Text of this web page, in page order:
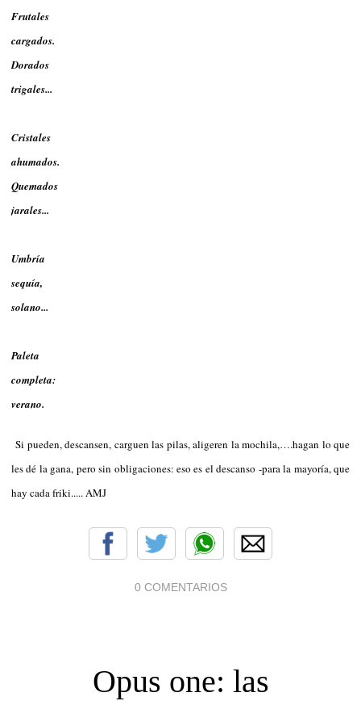
Frutales
cargados.
Dorados
trigales...
Cristales
ahumados.
Quemados
jarales...
Umbría
sequía,
solano...
Paleta
completa:
verano.
Si pueden, descansen, carguen las pilas, aligeren la mochila,….hagan lo que
les dé la gana, pero sin obligaciones: eso es el descanso -para la mayoría, que
hay cada friki..... AMJ
0 COMENTARIOS
Opus one: las